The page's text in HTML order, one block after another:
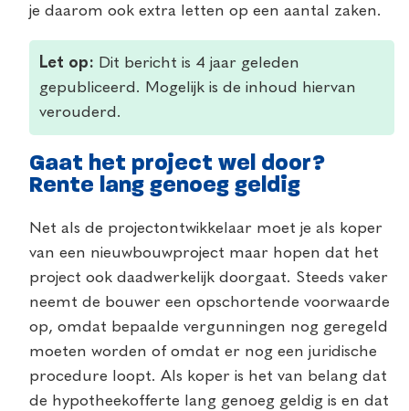
je daarom ook extra letten op een aantal zaken.
Let op: Dit bericht is 4 jaar geleden
gepubliceerd. Mogelijk is de inhoud hiervan
verouderd.
Gaat het project wel door?
Rente lang genoeg geldig
Net als de projectontwikkelaar moet je als koper
van een nieuwbouwproject maar hopen dat het
project ook daadwerkelijk doorgaat. Steeds vaker
neemt de bouwer een opschortende voorwaarde
op, omdat bepaalde vergunningen nog geregeld
moeten worden of omdat er nog een juridische
procedure loopt. Als koper is het van belang dat
de hypotheekofferte lang genoeg geldig is en dat